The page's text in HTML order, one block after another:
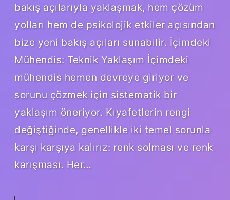
bakış açılarıyla yaklaşmak, hem çözüm
yolları hem de psikolojik etkiler açısından
bize yeni bakış açıları sunabilir. İçimdeki
Mühendis: Teknik Yaklaşım İçimdeki
mühendis hemen devreye giriyor ve
sorunu çözmek için sistematik bir
yaklaşım öneriyor. Kıyafetlerin rengi
değiştiğinde, genellikle iki temel sorunla
karşı karşıya kalırız: renk solması ve renk
karışması. Her…